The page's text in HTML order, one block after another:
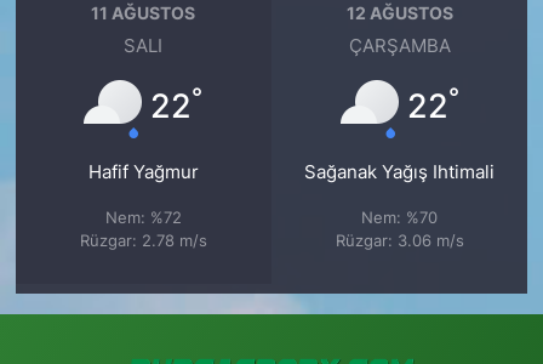
11 AĞUSTOS
SALI
22°
Hafif Yağmur
Nem: %72
Rüzgar: 2.78 m/s
12 AĞUSTOS
ÇARŞAMBA
22°
Sağanak Yağış Ihtimali
Nem: %70
Rüzgar: 3.06 m/s